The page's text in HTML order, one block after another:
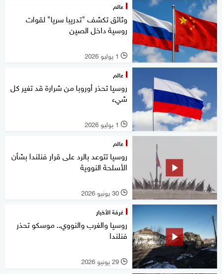
عالم
وثائق تكشف "تدريبا سريا" لقوات
روسية داخل الصين
l 1 يوليو 2026
عالم
روسيا تحذر أوروبا من شرارة قد تغير كل
شيء
l 1 يوليو 2026
عالم
روسيا تتوعد بالرد على قرار فنلندا بشأن
الأسلحة النووية
l 30 يونيو 2026
غرفة الأخبار
روسيا والغرب والنووي.. موسكو تحذر ​
فنلندا
l 29 يونيو 2026